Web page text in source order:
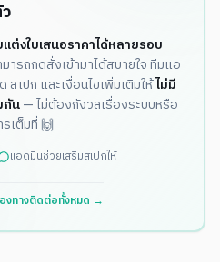
ต่งใบเสนอราคาได้หลายรอบ
รถกดสั่งเข้ามาได้สบายใจ ทีมแอ
สเปก และเงื่อนไขเพิ่มเติมให้ไม่มี
กัน— ไม่ต้องกังวลเรื่องระบบหรือ
เต็มที่ 🙌
แอดมินช่วยเสริมสเปกให้
งทางติดต่อทั้งหมด →